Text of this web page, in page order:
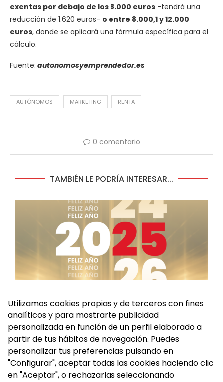
exentas por debajo de los 8.000 euros -tendrá una
reducción de 1.620 euros- o entre 8.000,1 y 12.000
euros, donde se aplicará una fórmula específica para el
cálculo.
Fuente: autonomosyemprendedor.es
AUTÓNOMOS MARKETING RENTA
0 comentario
TAMBIÉN LE PODRÍA INTERESAR...
¡FELIZ AÑO NUEVO, FUENLABRADA!
1 de enero de 2025
Utilizamos cookies propias y de terceros con fines
analíticos y para mostrarte publicidad
personalizada en función de un perfil elaborado a
partir de tus hábitos de navegación. Puedes
personalizar tus preferencias pulsando en
"Configurar", aceptar todas las cookies haciendo clic
en "Aceptar", o rechazarlas seleccionando